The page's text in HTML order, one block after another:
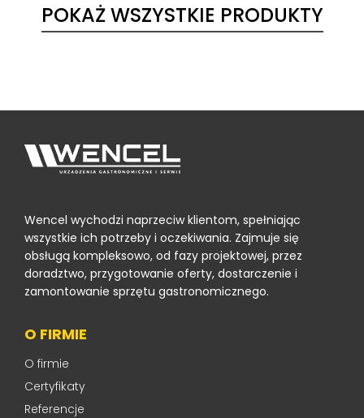
POKAŻ WSZYSTKIE PRODUKTY
Wencel wychodzi naprzeciw klientom, spełniając
wszystkie ich potrzeby i oczekiwania. Zajmuje się
obsługą kompleksowo, od fazy projektowej, przez
doradztwo, przygotowanie oferty, dostarczenie i
zamontowanie sprzętu gastronomicznego.
O FIRMIE
O firmie
Certyfikaty
Referencje